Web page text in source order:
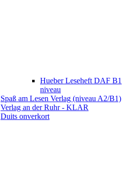
Hueber Leseheft DAF B1
niveau
Spaß am Lesen Verlag (niveau A2/B1)
Verlag an der Ruhr - KLAR
Duits onverkort